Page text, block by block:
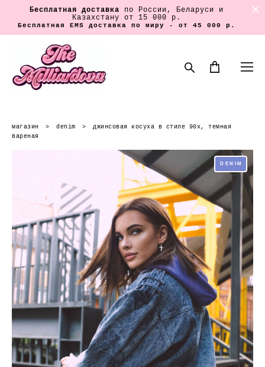
Бесплатная доставка
по России, Беларуси и
Казахстану от 15 000 р.
Бесплатная EMS доставка по миру - от 45 000 р.
магазин > denim >
джинсовая косуха в стиле 90х, темная
вареная
DENIM